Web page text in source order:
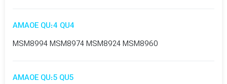
AMAOE QU:4 QU4
MSM8994 MSM8974 MSM8924 MSM8960
AMAOE QU:5 QU5